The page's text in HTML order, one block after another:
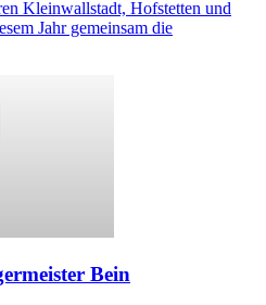
Kleinwallstadt, Hofstetten und
Jahr gemeinsam die
Bein